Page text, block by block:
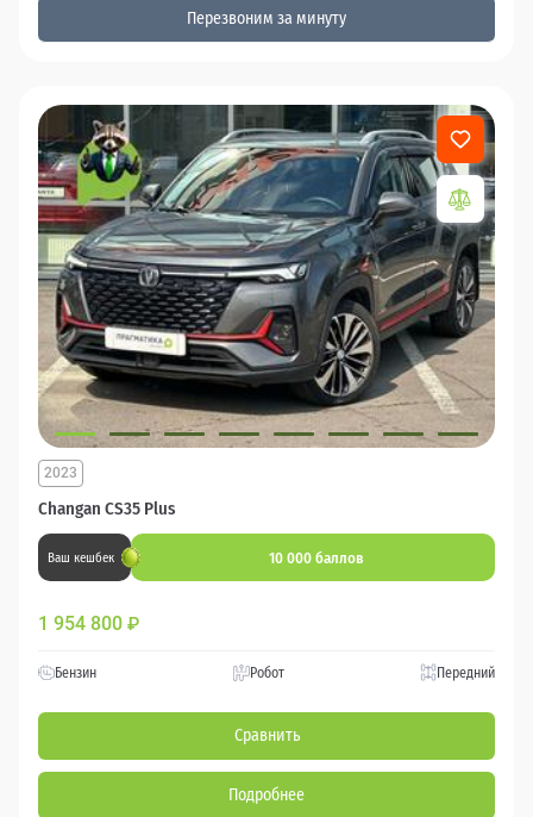
Перезвоним за минуту
Changan CS35 Plus
2023
Ваш кешбек 10 000 баллов
1 954 800 ₽
Бензин Робот Передний
Сравнить
Подробнее